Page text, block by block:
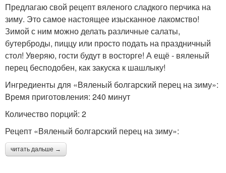
Предлагаю свой рецепт вяленого сладкого перчика на
зиму. Это самое настоящее изысканное лакомство!
Зимой с ним можно делать различные салаты,
бутерброды, пиццу или просто подать на праздничный
стол! Уверяю, гости будут в восторге! А ещё - вяленый
перец бесподобен, как закуска к шашлыку!
Ингредиенты для «Вяленый болгарский перец на зиму»:
Время приготовления: 240 минут
Количество порций: 2
Рецепт «Вяленый болгарский перец на зиму»:
читать дальше →